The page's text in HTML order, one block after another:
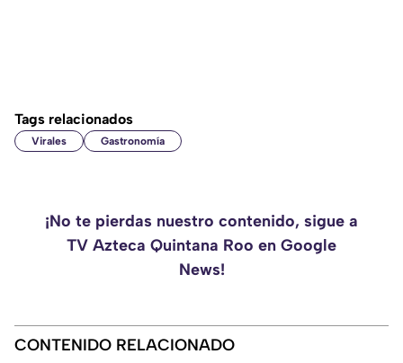
Tags relacionados
Virales Gastronomía
¡No te pierdas nuestro contenido, sigue a
TV Azteca Quintana Roo en Google
News!
CONTENIDO RELACIONADO